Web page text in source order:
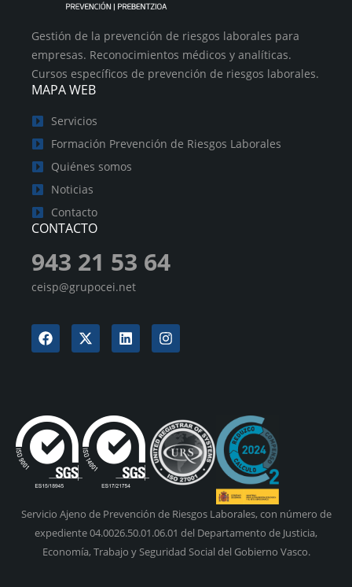
Gestión de la prevención de riesgos laborales para
empresas. Reconocimientos médicos y analíticas.
Cursos específicos de prevención de riesgos laborales.
MAPA WEB
Servicios
Formación Prevención de Riesgos Laborales
Quiénes somos
Noticias
Contacto
CONTACTO
943 21 53 64
ceisp@grupocei.net
Servicio Ajeno de Prevención de Riesgos Laborales, con número de
expediente 04.0026.50.01.06.01 del Departamento de Justicia,
Economía, Trabajo y Seguridad Social del Gobierno Vasco.